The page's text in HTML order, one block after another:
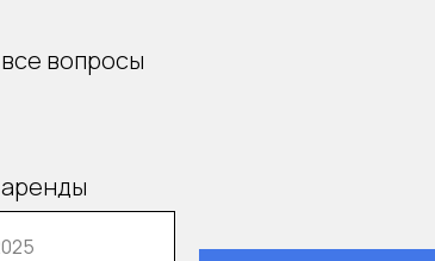
вопросы